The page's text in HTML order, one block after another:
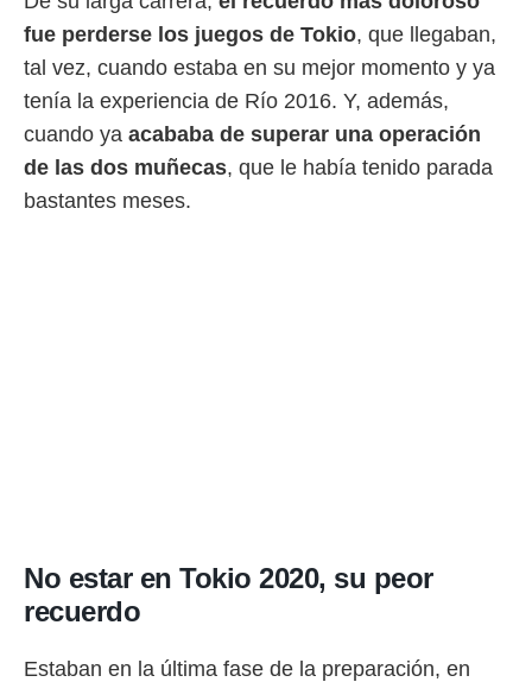
fue perderse los juegos de Tokio, que llegaban,
tal vez, cuando estaba en su mejor momento y ya
tenía la experiencia de Río 2016. Y, además,
cuando ya acababa de superar una operación
de las dos muñecas, que le había tenido parada
bastantes meses.
No estar en Tokio 2020, su peor
recuerdo
Estaban en la última fase de la preparación, en